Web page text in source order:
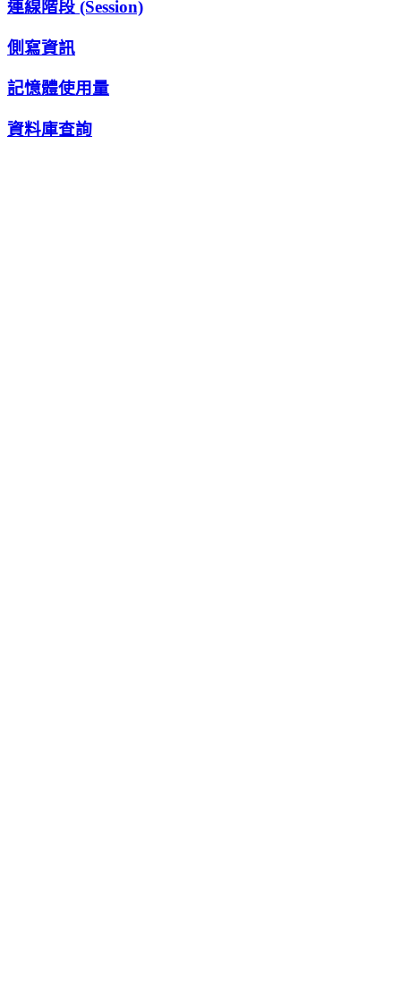
連線階段 (Session)
側寫資訊
記憶體使用量
資料庫查詢